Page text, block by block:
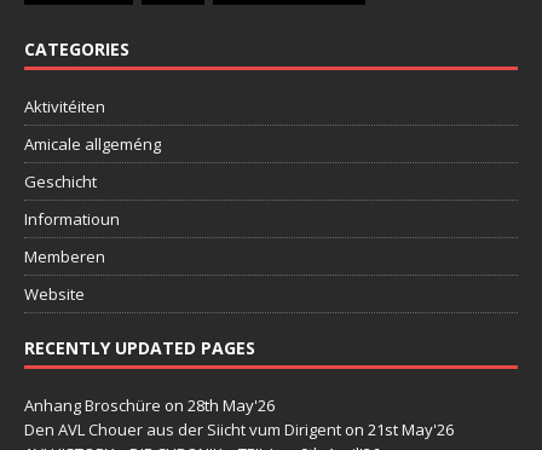
CATEGORIES
Aktivitéiten
Amicale allgeméng
Geschicht
Informatioun
Memberen
Website
RECENTLY UPDATED PAGES
Anhang Broschüre on 28th May'26
Den AVL Chouer aus der Siicht vum Dirigent on 21st May'26